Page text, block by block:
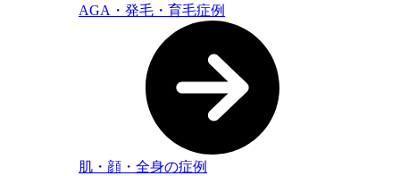
AGA・発毛・育毛症例
肌・顔・全身の症例